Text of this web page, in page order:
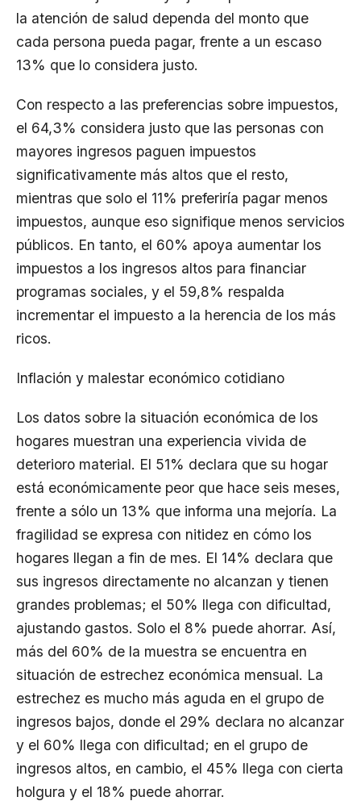
la atención de salud dependa del monto que
cada persona pueda pagar, frente a un escaso
13% que lo considera justo.
Con respecto a las preferencias sobre impuestos,
el 64,3% considera justo que las personas con
mayores ingresos paguen impuestos
significativamente más altos que el resto,
mientras que solo el 11% preferiría pagar menos
impuestos, aunque eso signifique menos servicios
públicos. En tanto, el 60% apoya aumentar los
impuestos a los ingresos altos para financiar
programas sociales, y el 59,8% respalda
incrementar el impuesto a la herencia de los más
ricos.
Inflación y malestar económico cotidiano
Los datos sobre la situación económica de los
hogares muestran una experiencia vivida de
deterioro material. El 51% declara que su hogar
está económicamente peor que hace seis meses,
frente a sólo un 13% que informa una mejoría. La
fragilidad se expresa con nitidez en cómo los
hogares llegan a fin de mes. El 14% declara que
sus ingresos directamente no alcanzan y tienen
grandes problemas; el 50% llega con dificultad,
ajustando gastos. Solo el 8% puede ahorrar. Así,
más del 60% de la muestra se encuentra en
situación de estrechez económica mensual. La
estrechez es mucho más aguda en el grupo de
ingresos bajos, donde el 29% declara no alcanzar
y el 60% llega con dificultad; en el grupo de
ingresos altos, en cambio, el 45% llega con cierta
holgura y el 18% puede ahorrar.